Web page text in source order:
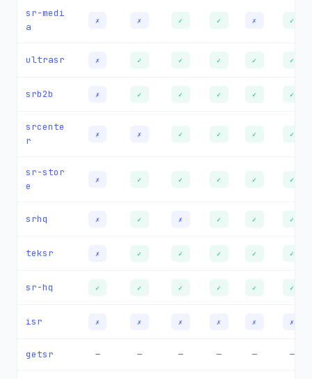
sr-medi
a
✗ ✗ ✓ ✓ ✗ ✓
ultrasr ✗ ✓ ✓ ✓ ✓ ✓
srb2b ✗ ✓ ✓ ✓ ✓ ✓
srcente
r
✗ ✗ ✓ ✓ ✓ ✓
sr-stor
e
✗ ✓ ✓ ✓ ✓ ✓
srhq ✗ ✓ ✗ ✓ ✓ ✓
teksr ✗ ✓ ✓ ✓ ✓ ✓
sr-hq ✓ ✓ ✓ ✓ ✓ ✓
isr ✗ ✗ ✗ ✗ ✗ ✗
getsr — — — — — —